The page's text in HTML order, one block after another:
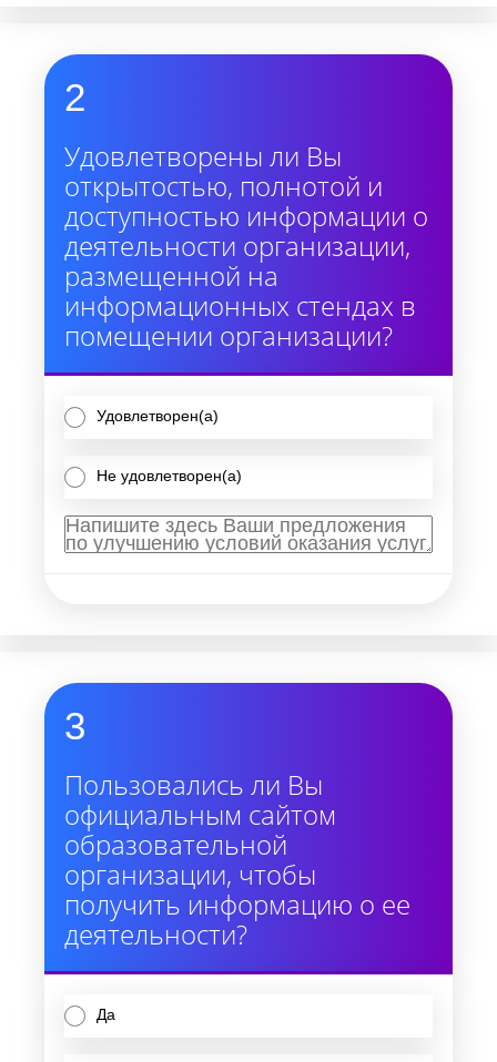
2
Удовлетворены ли Вы
открытостью, полнотой и
доступностью информации о
деятельности организации,
размещенной на
информационных стендах в
помещении организации?
Удовлетворен(а)
Не удовлетворен(а)
3
Пользовались ли Вы
официальным сайтом
образовательной
организации, чтобы
получить информацию о ее
деятельности?
Да